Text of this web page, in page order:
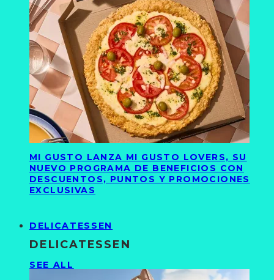
MI GUSTO LANZA MI GUSTO LOVERS, SU
NUEVO PROGRAMA DE BENEFICIOS CON
DESCUENTOS, PUNTOS Y PROMOCIONES
EXCLUSIVAS
DELICATESSEN
DELICATESSEN
SEE ALL